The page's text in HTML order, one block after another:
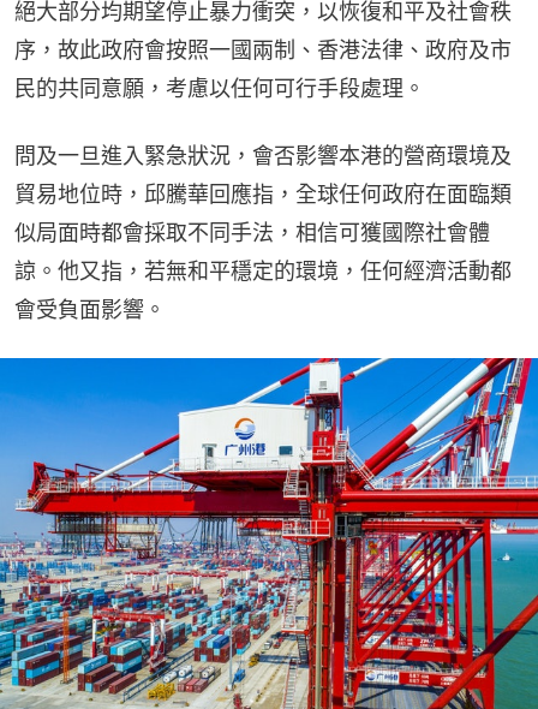
絕大部分均期望停止暴力衝突，以恢復和平及社會秩
序，故此政府會按照一國兩制、香港法律、政府及市
民的共同意願，考慮以任何可行手段處理。
問及一旦進入緊急狀況，會否影響本港的營商環境及
貿易地位時，邱騰華回應指，全球任何政府在面臨類
似局面時都會採取不同手法，相信可獲國際社會體
諒。他又指，若無和平穩定的環境，任何經濟活動都
會受負面影響。